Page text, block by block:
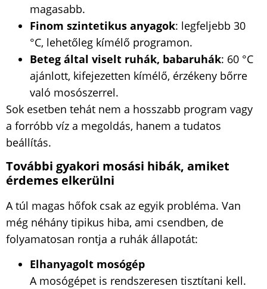
magasabb.
Finom szintetikus anyagok: legfeljebb 30
°C, lehetőleg kímélő programon.
Beteg által viselt ruhák, babaruhák: 60 °C
ajánlott, kifejezetten kímélő, érzékeny bőrre
való mosószerrel.
Sok esetben tehát nem a hosszabb program vagy
a forróbb víz a megoldás, hanem a tudatos
beállítás.
További gyakori mosási hibák, amiket
érdemes elkerülni
A túl magas hőfok csak az egyik probléma. Van
még néhány tipikus hiba, ami csendben, de
folyamatosan rontja a ruhák állapotát:
Elhanyagolt mosógép
A mosógépet is rendszeresen tisztítani kell.